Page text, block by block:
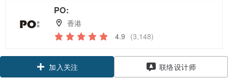
PO:
香港
4.9 (3,148)
加入关注
联络设计师